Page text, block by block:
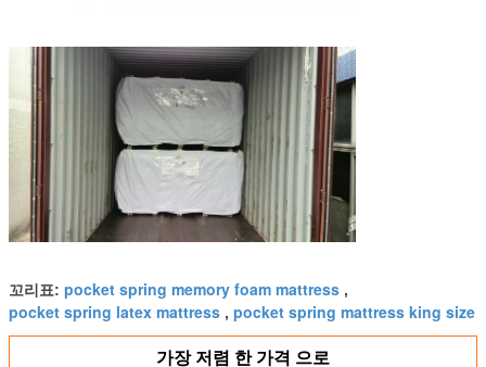
꼬리표: pocket spring memory foam mattress ,
pocket spring latex mattress , pocket spring mattress king size
가장 저렴 한 가격 으로